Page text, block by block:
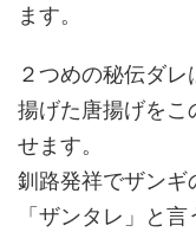
ます。
２つめの秘伝ダレ
揚げた唐揚げをこ
せます。
釧路発祥でザンギ
「ザンタレ」と言